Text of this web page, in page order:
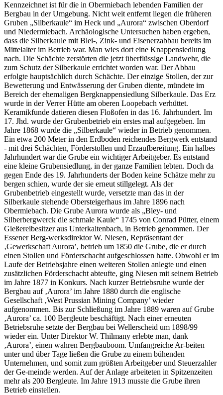
Kennzeichnet ist für die in Obermiebach lebenden Familien der
Bergbau in der Umgebung. Nicht weit entfernt liegen die früheren
Gruben „Silberkaule“ im Heck und „Aurora“ zwischen Oberdorf
und Niedermiebach. Archäologische Untersuchen haben ergeben,
dass die Silberkaule mit Blei-, Zink- und Eisenerzabbau bereits im
Mittelalter im Betrieb war. Man wies dort eine Knappensiedlung
nach. Die Schächte zerstörten die jetzt überflüssige Landwehr, die
zum Schutz der Silberkaule errichtet worden war. Der Abbau
erfolgte hauptsächlich durch Schächte. Der einzige Stollen, der zur
Bewetterung und Entwässerung der Gruben diente, mündete im
Bereich der ehemaligen Bergknappensiedlung Silberkaule. Das Erz
wurde in der Verrer Hütte am oberen Loopebach verhüttet.
Keramikfunde datieren diesen Floßofen in das 16. Jahrhundert. Im
17. Jhd. wurde der Grubenbetrieb ein erstes mal aufgegeben. Im
Jahre 1868 wurde die „Silberkaule“ wieder in Betrieb genommen.
Ein etwa 200 Meter in den Erdboden reichendes Bergwerk entstand
- mit drei Schächten, Förderstollen und Erzaufbereitung. Ein halbes
Jahrhundert war die Grube ein wichtiger Arbeitgeber. Es entstand
eine kleine Grubensiedlung, in der ganze Familien lebten. Doch da
gegen Ende des 19. Jahrhunderts der Boden keine Schätze mehr zu
bergen schien, wurde der sie erneut stillgelegt. Als der
Grubenbetrieb eingestellt wurde, versetzte man das in der
Silberkaule stehende Obersteigerhaus im Jahre 1896 nach
Obermiebach. Die Grube Aurora wurde als „Bley- und
Silberbergwerck die schmale Kaule“ 1745 von Conrad Pütter, einem
Gießereibesitzer aus Unterkaltenbach, in Betrieb genommen. Der
Essener Berg-werksdirektor W. Niesen, Repräsentant der
‚Gewerkschaft Aurora’, betrieb um 1850 die Grube, die er durch
einen Stollen und Förderschacht aufgeschlossen hatte. Obwohl er im
Laufe der Betriebsjahre einen weiteren Stollen anlegte und einen
zusätzlichen Förderschacht abteufte, ging Niesen mit seinem Betrieb
im Jahre 1877 in Konkurs. Nach kurzer Betriebsruhe wurde der
Bergbau auf ‚Aurora’ im Jahre 1880 durch die englische
Gesellschaft ‚West Prussian Mining Company’ wieder
aufgenommen. Bis zur Schließung im Jahre 1889 waren auf Grube
‚Aurora’ ca. 100 Bergleute beschäftigt. Nach einer erneuten
Betriebsruhe setzte der Bergbau bei Wellerscheid um 1898/99
wieder ein. Unter Direktor W. Thilmany erlebte man, dank
‚Aurora’, einen wahren Bergbauboom. Umfangreiche Ar-beiten
unter und über Tage ließen die Grube zu einem bühenden
Unternehmen, und somit zum größten Arbeitgeber und Steuerzahler
der Ge-meinde werden. Auf der Anlage arbeiteten in Spitzenzeiten
mehr als 200 Bergleute. Im Jahre 1913 musste die Grube ihren
Betrieb einstellen.